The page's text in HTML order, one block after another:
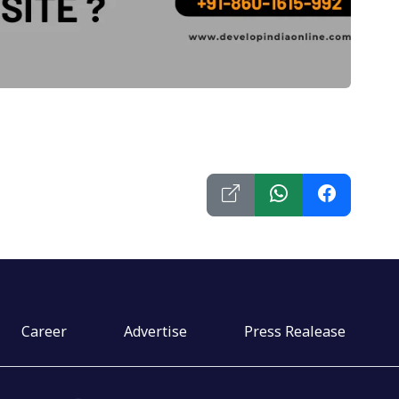
Career Advertise Press Realease